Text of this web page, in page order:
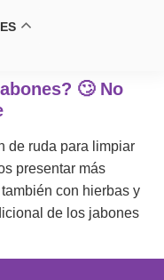
ES
🙄 No
de ruda para limpiar
presentar más
con hierbas y
de los jabones